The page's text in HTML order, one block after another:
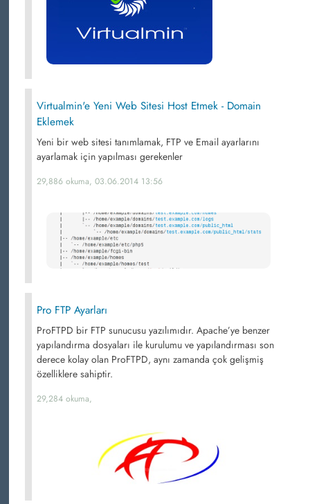
Virtualmin'e Yeni Web Sitesi Host Etmek - Domain
Eklemek
Yeni bir web sitesi tanımlamak, FTP ve Email ayarlarını
ayarlamak için yapılması gerekenler
29,886 okuma, 03.06.2014 13:56
Pro FTP Ayarları
ProFTPD bir FTP sunucusu yazılımıdır. Apache’ye benzer
yapılandırma dosyaları ile kurulumu ve yapılandırması son
derece kolay olan ProFTPD, aynı zamanda çok gelişmiş
özelliklere sahiptir.
29,284 okuma,